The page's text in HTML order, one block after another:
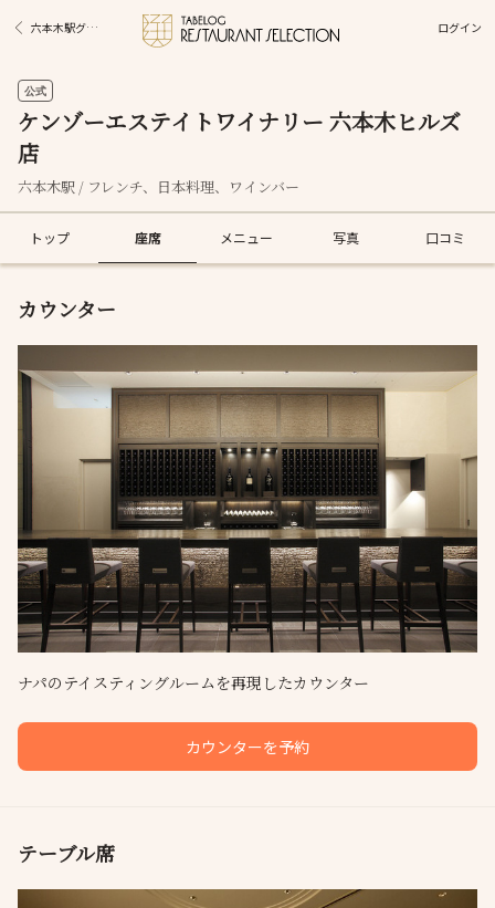
六本木駅グルメ ログイン
公式
ケンゾーエステイトワイナリー 六本木ヒルズ
店
六本木駅 / フレンチ、日本料理、ワインバー
トップ 座席 メニュー 写真 口コミ
カウンター
ナパのテイスティングルームを再現したカウンター
カウンターを予約
テーブル席